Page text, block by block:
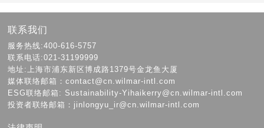
联系我们
服务热线:400-616-5757
联系电话:021-31199999
地址:上海市浦东新区博成路1379号金龙鱼大厦
媒体联络邮箱：contact@cn.wilmar-intl.com
ESG联络邮箱: Sustainability-Yihaikerry@cn.wilmar-intl.com
投资者联络邮箱：jinlongyu_ir@cn.wilmar-intl.com